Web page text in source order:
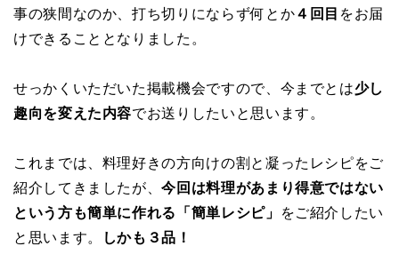
事の狭間なのか、打ち切りにならず何とか４回目 をお届
けできることとなりました。
せっかくいただいた掲載機会ですので、今までとは少し
趣向を変えた内容でお送りしたいと思います。
これまでは、料理好きの方向けの割と凝ったレシピをご
紹介してきましたが、今回は料理があまり得意ではない
という方も簡単に作れる「簡単レシピ」
をご紹介したい
と思います。
しかも３品！